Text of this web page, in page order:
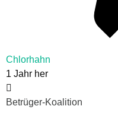
Chlorhahn
1 Jahr her
Betrüger-Koalition